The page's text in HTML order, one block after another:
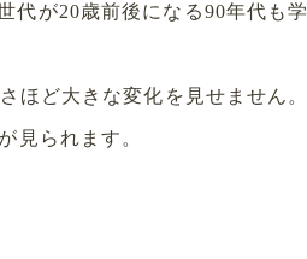
代が20歳前後になる90年代も学
ほど大きな変化を見せません。
見られます。